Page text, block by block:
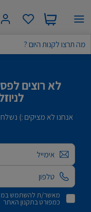
לא רוצים
אנחנו לא מציקים :)
אימייל
מאשר/ת להשתמש
כמפורט בתקנון האתר